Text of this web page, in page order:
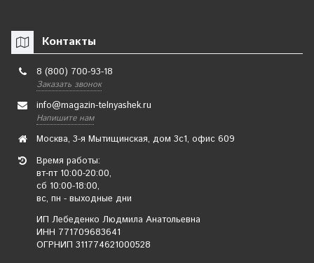
Контакты
8 (800) 700-93-18
Заказать звонок
info@magazin-telnyashek.ru
Напишите нам
Москва, 3-я Мытищинская, дом 3с1, офис 609
Время работы:
вт-пт 10:00-20:00,
сб 10:00-18:00,
вс, пн - выходные дни
ИП Лебеденко Людмила Анатольевна
ИНН 771709683641
ОГРНИП 311774621000528